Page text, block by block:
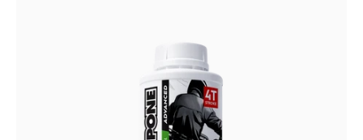
DE BE